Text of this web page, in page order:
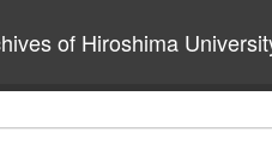
of Hiroshima